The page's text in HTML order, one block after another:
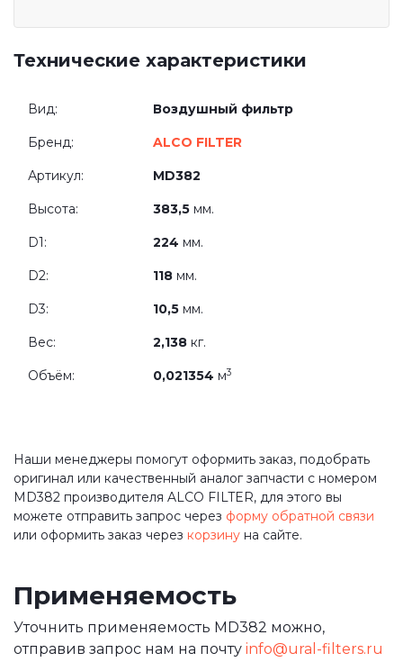
Технические характеристики
Вид: Воздушный фильтр
Бренд: ALCO FILTER
Артикул: MD382
Высота: 383,5 мм.
D1: 224 мм.
D2: 118 мм.
D3: 10,5 мм.
Вес: 2,138 кг.
Объём: 0,021354 м3
Наши менеджеры помогут оформить заказ, подобрать
оригинал или качественный аналог запчасти с номером
MD382 производителя ALCO FILTER, для этого вы
можете отправить запрос через форму обратной связи
или оформить заказ через корзину на сайте.
Применяемость
Уточнить применяемость MD382 можно,
отправив запрос нам на почту info@ural-filters.ru